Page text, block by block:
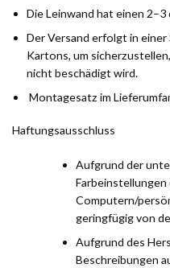
Die Leinwand hat einen 2–3
Der Versand erfolgt in
Kartons, um
nicht beschädigt wird.
Montagesatz im
Haftungsausschluss
Aufgrund der
Farbeinstellungen
Computern/
geringfügig von
Aufgrund des
Beschreibungen